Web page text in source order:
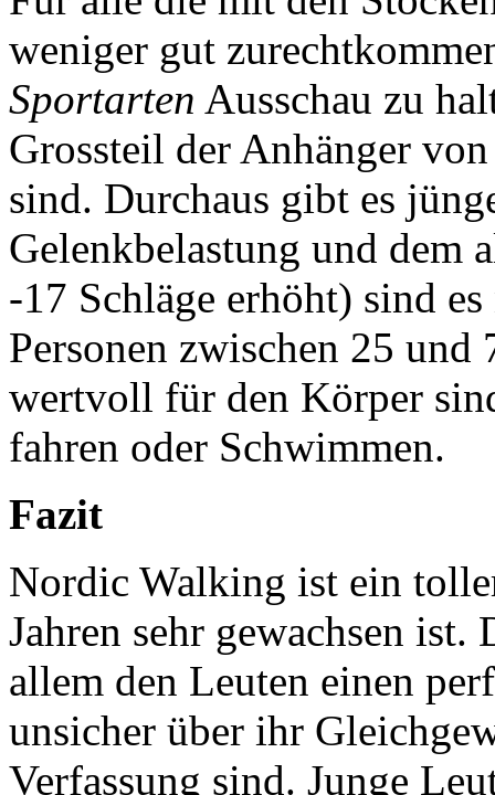
weniger gut
Sportarten Ausschau zu
Grossteil der Anhänger
sind. Durchaus gibt es
Gelenkbelastung und dem
-17 Schläge erhöht) sind
Personen zwischen 25
wertvoll für den Körper
fahren oder Schwimmen.
Fazit
Nordic Walking ist ein
Jahren sehr gewachsen
allem den Leuten einen
unsicher über ihr
Verfassung sind. Junge